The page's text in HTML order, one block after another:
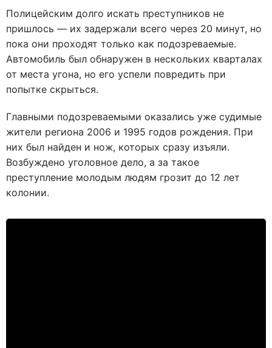
Полицейским долго искать преступников не
пришлось — их задержали всего через 20 минут, но
пока они проходят только как подозреваемые.
Автомобиль был обнаружен в нескольких кварталах
от места угона, но его успели повредить при
попытке скрыться.
Главными подозреваемыми оказались уже судимые
жители региона 2006 и 1995 годов рождения. При
них был найден и нож, которых сразу изъяли.
Возбуждено уголовное дело, а за такое
преступление молодым людям грозит до 12 лет
колонии.